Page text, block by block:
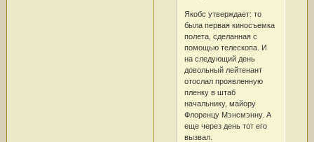
Якобс утверждает: то
была первая киносъемка
полета, сделанная с
помощью телескопа. И
на следующий день
довольный лейтенант
отослал проявленную
пленку в штаб
начальнику, майору
Флоренцу Мэнсмэнну. А
еще через день тот его
вызвал.